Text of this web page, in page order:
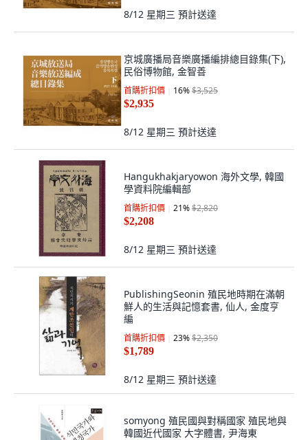
8/12 星期三 預計送達
京城廣播局音樂廣播編排總目錄集(下),
民俗博物館, 金智善
首購折扣價 16%$3,525
$2,935
8/12 星期三 預計送達
Hangukhakjaryowon 海外文學, 韓國
學資料院編輯部
首購折扣價 21%$2,820
$2,208
8/12 星期三 預計送達
PublishingSeonin 殖民地時期在滿朝
鮮人的生活與記憶套書, 仙人, 金度亨
編
首購折扣價 23%$2,350
$1,789
8/12 星期三 預計送達
somyong 殖民國與對稱國家 殖民地與
韓國近代國家 大字體書, 尹海東